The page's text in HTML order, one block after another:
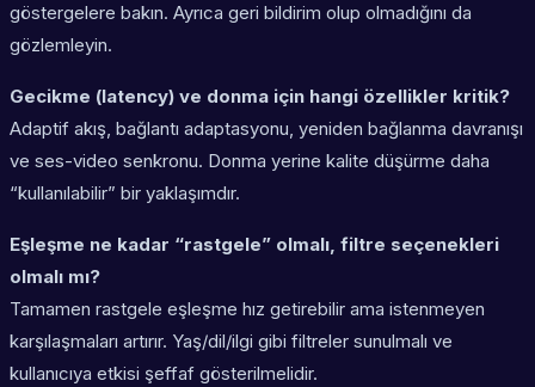
göstergelere bakın. Ayrıca geri bildirim olup olmadığını da
gözlemleyin.
Gecikme (latency) ve donma için hangi özellikler kritik?
Adaptif akış, bağlantı adaptasyonu, yeniden bağlanma davranışı
ve ses-video senkronu. Donma yerine kalite düşürme daha
“kullanılabilir” bir yaklaşımdır.
Eşleşme ne kadar “rastgele” olmalı, filtre seçenekleri
olmalı mı?
Tamamen rastgele eşleşme hız getirebilir ama istenmeyen
karşılaşmaları artırır. Yaş/dil/ilgi gibi filtreler sunulmalı ve
kullanıcıya etkisi şeffaf gösterilmelidir.